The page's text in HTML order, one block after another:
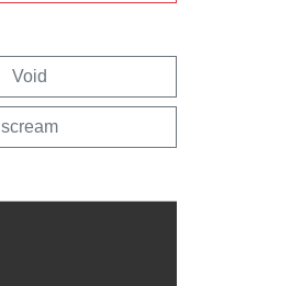
Void
scream